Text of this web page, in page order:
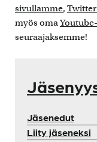
sivullamme,
myös oma
seuraajaksemme!
Jäsenedut
Liity jäseneksi